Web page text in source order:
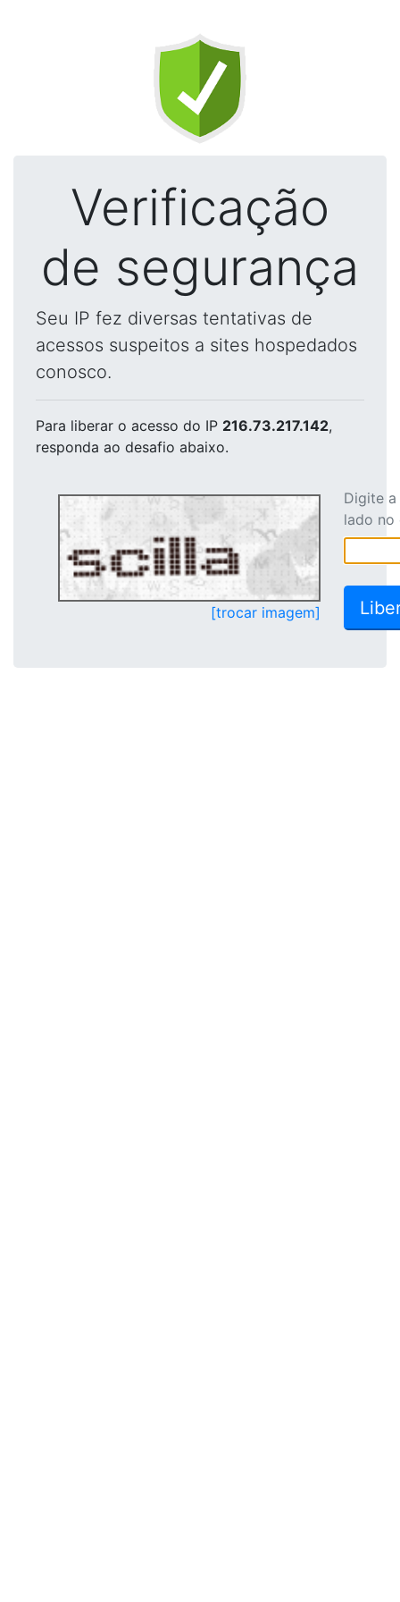
Verificação
de segurança
Seu IP fez diversas tentativas de
acessos suspeitos a sites hospedados
conosco.
Para liberar o acesso do IP 216.73.217.142,
responda ao desafio abaixo.
[trocar imagem]
Digite
lado no